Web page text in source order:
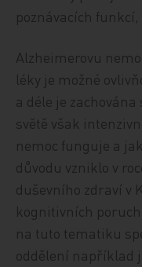
poznávacích
Alzheimerovu
léky je možné
a déle je zachována
světě však
nemoc funguje a
důvodu vzniklo v
duševního zdraví v
kognitivních
na tuto tematiku
oddělení například